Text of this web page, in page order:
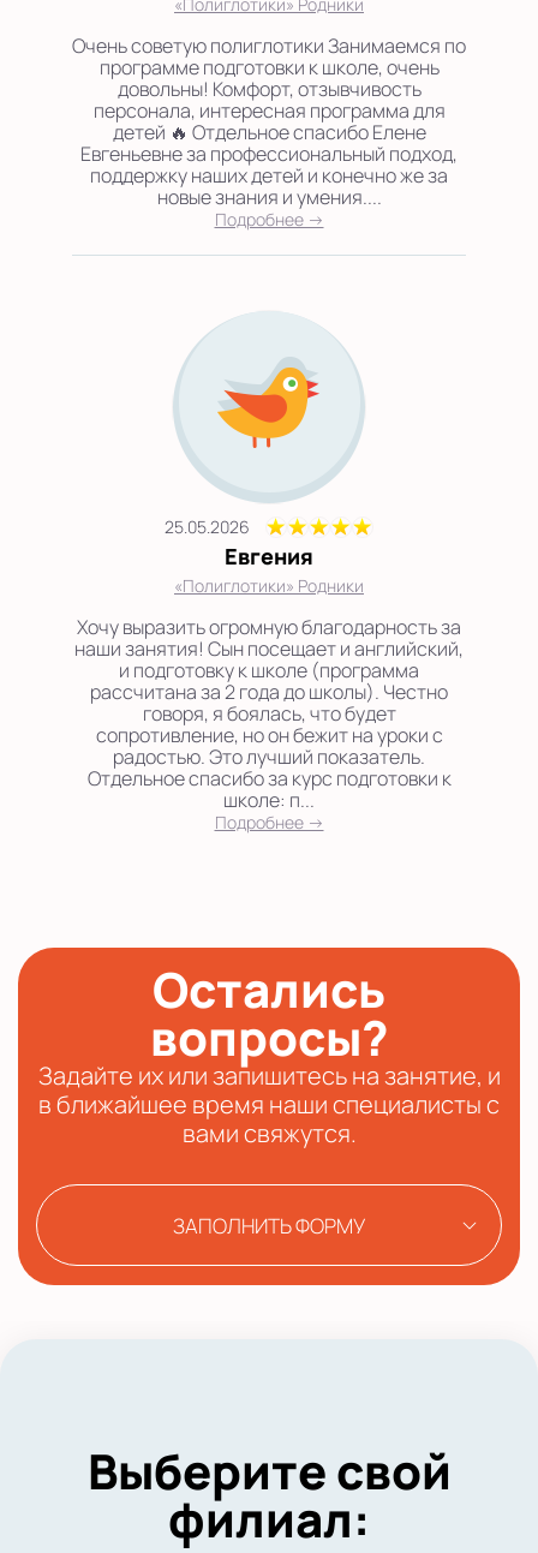
Очень советую полиглотики Занимаемся по
программе подготовки к школе, очень
довольны! Комфорт, отзывчивость
персонала, интересная программа для
детей 🔥 Отдельное спасибо Елене
Евгеньевне за профессиональный подход,
поддержку наших детей и конечно же за
новые знания и умения....
Подробнее →
25.05.2026
Евгения
«Полиглотики» Родники
Хочу выразить огромную благодарность за
наши занятия! Сын посещает и английский,
и подготовку к школе (программа
рассчитана за 2 года до школы). Честно
говоря, я боялась, что будет
сопротивление, но он бежит на уроки с
радостью. Это лучший показатель.
Отдельное спасибо за курс подготовки к
школе: п...
Подробнее →
Остались
вопросы?
Задайте их или запишитесь на занятие, и
в ближайшее время наши специалисты с
вами свяжутся.
ЗАПОЛНИТЬ ФОРМУ
Выберите свой
филиал: